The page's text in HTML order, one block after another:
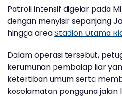
Patroli intensif digelar pada
dengan menyisir sepanjang
hingga areaStadion Utama
Dalam operasi tersebut,
kerumunan pembalap liar
ketertiban umum serta
keselamatan pengguna jalan